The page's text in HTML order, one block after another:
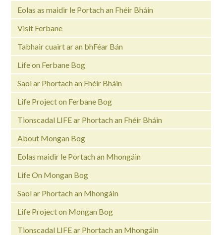
Eolas as maidir le Portach an Fhéir Bháin
Visit Ferbane
Tabhair cuairt ar an bhFéar Bán
Life on Ferbane Bog
Saol ar Phortach an Fhéir Bháin
Life Project on Ferbane Bog
Tionscadal LIFE ar Phortach an Fhéir Bháin
About Mongan Bog
Eolas maidir le Portach an Mhongáin
Life On Mongan Bog
Saol ar Phortach an Mhongáin
Life Project on Mongan Bog
Tionscadal LIFE ar Phortach an Mhongáin